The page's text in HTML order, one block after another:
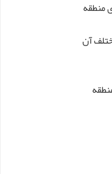
منطقه
آن